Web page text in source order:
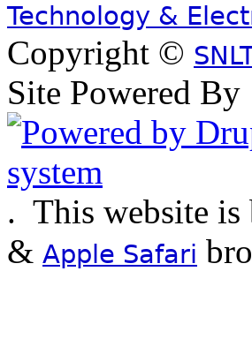
Technology &
Copyright ©
Site Powered By
. This website
& Apple Safari